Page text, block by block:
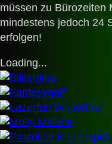
müssen zu Bürozeiten
mindestens jedoch 24
erfolgen!
Loading...